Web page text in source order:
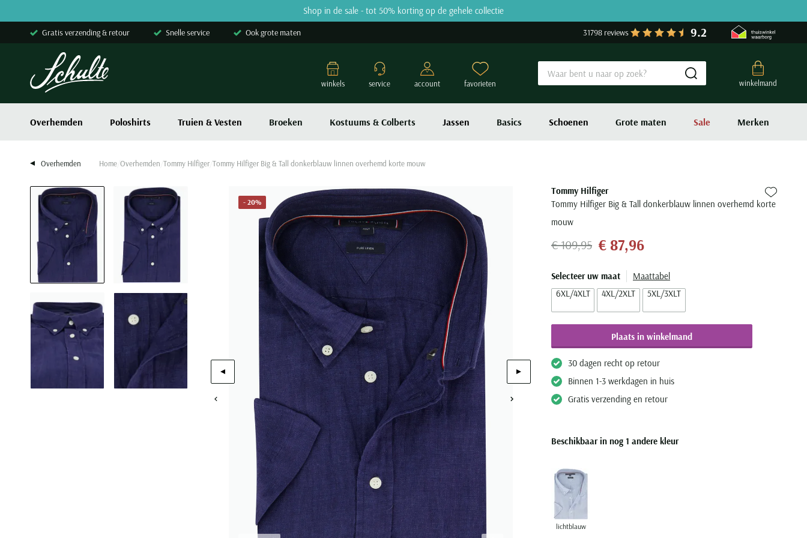
Shop in de sale - tot 50% korting op de gehele collectie
Gratis verzending & retour Snelle service Ook grote maten 31798 reviews 9.2
winkelmand
Submit search
Overhemden Poloshirts Truien & Vesten Broeken Kostuums & Colberts Jassen Basics Schoenen Grote maten Sale Merken
winkels service account favorieten
Overhemden Home Overhemden Tommy Hilfiger Tommy Hilfiger Big & Tall donkerblauw linnen overhemd korte mouw
- 20%
Tommy Hilfiger
Tommy Hilfiger Big & Tall donkerblauw linnen overhemd korte
mouw
Zet bij
€ 109,95 € 87,96
Selecteer uw maat
Maattabel
6XL/4XLT
4XL/2XLT 5XL/3XLT
Plaats in winkelmand
30 dagen recht op retour
Binnen 1-3 werkdagen in huis
Gratis verzending en retour
Beschikbaar in nog 1 andere kleur
lichtblauw